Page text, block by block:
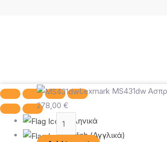
Lexmark MS431dw
278,00 €
Lexmark
MS431dw
Ελληνικά
English(Αγγλικά)